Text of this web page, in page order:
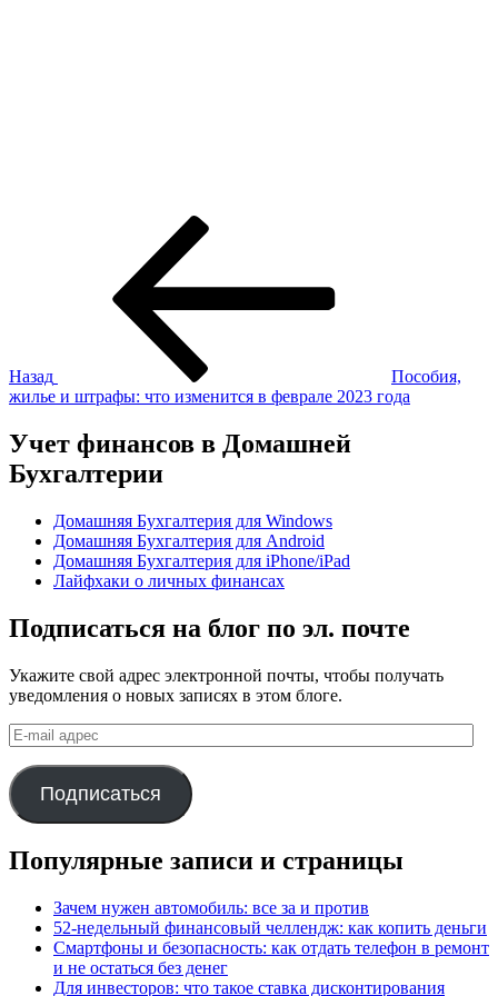
Назад
Пособия,
жилье и штрафы: что изменится в феврале 2023 года
Учет финансов в Домашней
Бухгалтерии
Домашняя Бухгалтерия для Windows
Домашняя Бухгалтерия для Android
Домашняя Бухгалтерия для iPhone/iPad
Лайфхаки о личных финансах
Подписаться на блог по эл. почте
Укажите свой адрес электронной почты, чтобы получать
уведомления о новых записях в этом блоге.
E-
mail
адрес
Подписаться
Популярные записи и страницы
Зачем нужен автомобиль: все за и против
52-недельный финансовый челлендж: как копить деньги
Смартфоны и безопасность: как отдать телефон в ремонт
и не остаться без денег
Для инвесторов: что такое ставка дисконтирования